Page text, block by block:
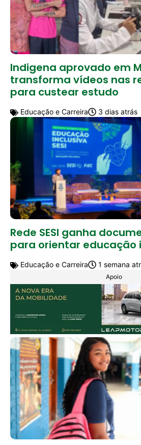
Indigena aprovado em
transforma vídeos nas
para custear estudo
Educação e Carreira 3 dias atrás
Rede SESI ganha
para orientar educação
Educação e Carreira 1 semana
Apoio